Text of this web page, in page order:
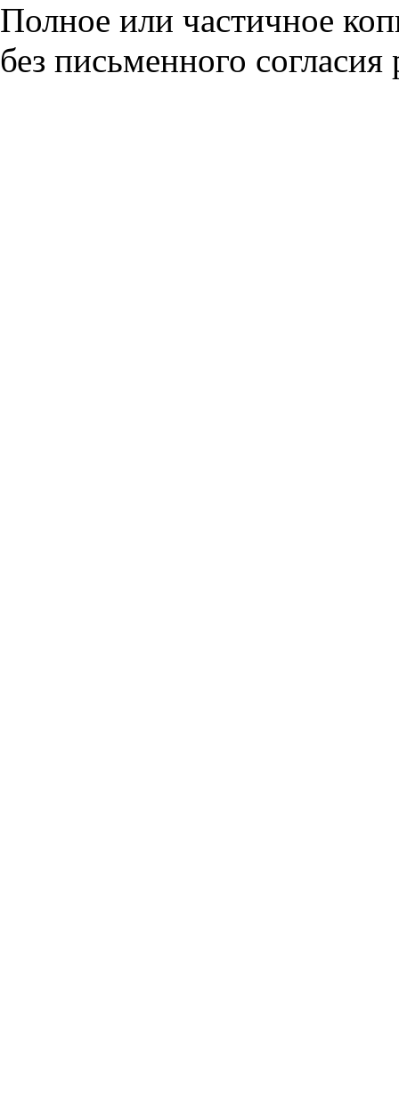
Полное или частичное
без письменного